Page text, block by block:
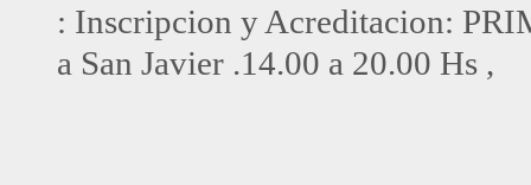
: Inscripcion y Acreditacion:
a San Javier .14.00 a 20.00 Hs ,